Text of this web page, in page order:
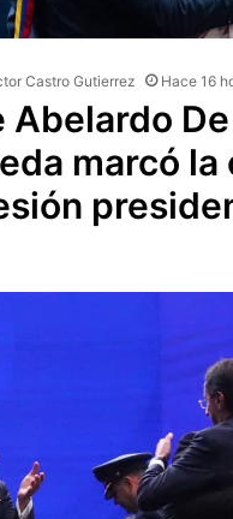
Castro Gutierrez Hace 16
Abelardo
marcó